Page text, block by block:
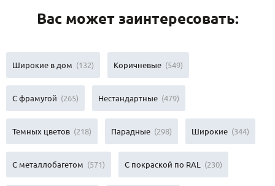
Вас может заинтересовать:
Широкие в дом (132) Коричневые (549)
С фрамугой (265) Нестандартные (479)
Темных цветов (218) Парадные (298) Широкие (344)
С металлобагетом (571) С покраской по RAL (230)